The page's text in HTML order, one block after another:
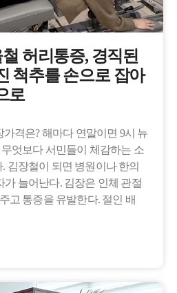
허리통증, 경직된
척추를 손으로 잡아
로
격은? 해마다 연말이면 9시 뉴
엇보다 서민들이 체감하는 소
김장철이 되면 병원이나 한의
가 늘어난다. 김장은 인체 관절
고 통증을 유발한다. 절인 배